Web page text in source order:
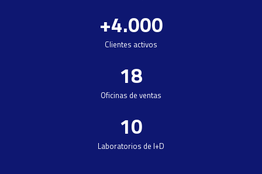
Clientes activos
+4.000
Oficinas de ventas
18
Laboratorios de I+D
10